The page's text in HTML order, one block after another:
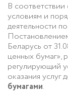
В
условиям и
деятельности
Беларусь от
ценных бумаг»,
регулирующий
оказания
бумагами.